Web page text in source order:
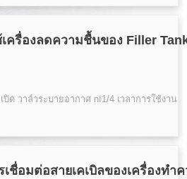
ครื่องลดความชื้นของ Filler
ปิด วาล์วระบายอากาศ nï1/4 เวลาการใช้งาน
ชื่อมต่อสายเคเบิลของเครื่องทํ